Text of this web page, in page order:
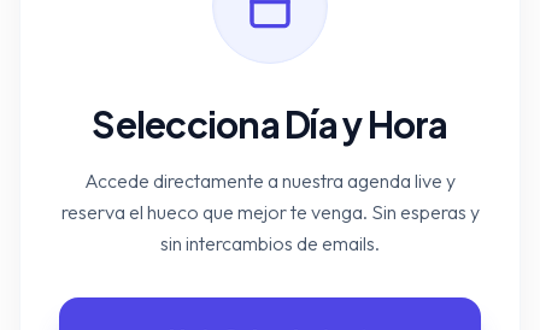
Selecciona Día y Hora
Accede directamente a nuestra agenda live y
reserva el hueco que mejor te venga. Sin esperas y
sin intercambios de emails.